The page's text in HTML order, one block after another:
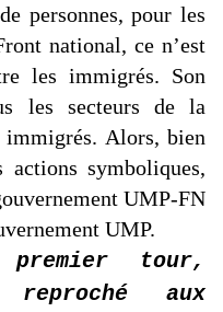
personnes, pour les
national, ce n’est
les immigrés. Son
les secteurs de la
Alors, bien
symboliques,
UMP-FN
UMP.
tour,
aux